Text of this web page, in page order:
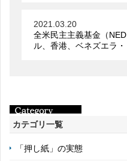
2021.03.20
全米民主主義基金（
ル、香港、ベネズエラ・
カテゴリ一覧
「押し紙」の実態